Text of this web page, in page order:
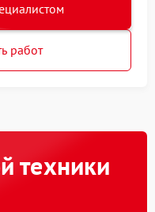
работ
техники